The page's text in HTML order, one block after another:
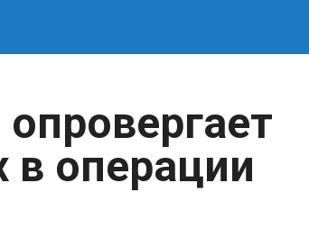
в операции